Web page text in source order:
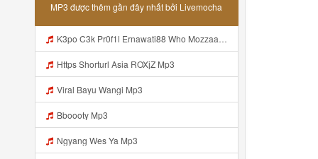
MP3 được thêm gần đây nhất bởi Livemocha
K3po C3k Pr0f1l Ernawati88 Who Mozzaa Nih Jir Udh Bosan Https Videyt Gdwuys Web Idᅟᅟᅟᅟᅟᅟᅟᅟᅟᅟᅟᅟᅟᅟᅟᅟᅟᅟᅟᅟᅟᅟᅟᅟᅟᅟᅟᅟᅟᅟᅟᅟᅟᅟᅟᅟᅟᅟᅟᅟᅟᅟᅟᅟᅟᅟᅟᅟᅟᅟᅟᅟᅟᅟᅟᅟᅟᅟᅟᅟᅟᅟᅟᅟᅟᅟᅟᅟᅟᅟᅟᅟᅟᅟᅟᅟᅟᅟᅟᅟᅟᅟᅟᅟᅟᅟᅟᅟᅟᅟᅟᅟᅟᅟᅟᅟ ᅠ ᅠ ᅠ ᅠ ᅠ ᅠ ᅠ ᅠ ᅠ ᅠ ᅠ ᅠ Mp3
Https Shorturl Asia ROXjZ Mp3
Viral Bayu Wangi Mp3
Bboooty Mp3
Ngyang Wes Ya Mp3